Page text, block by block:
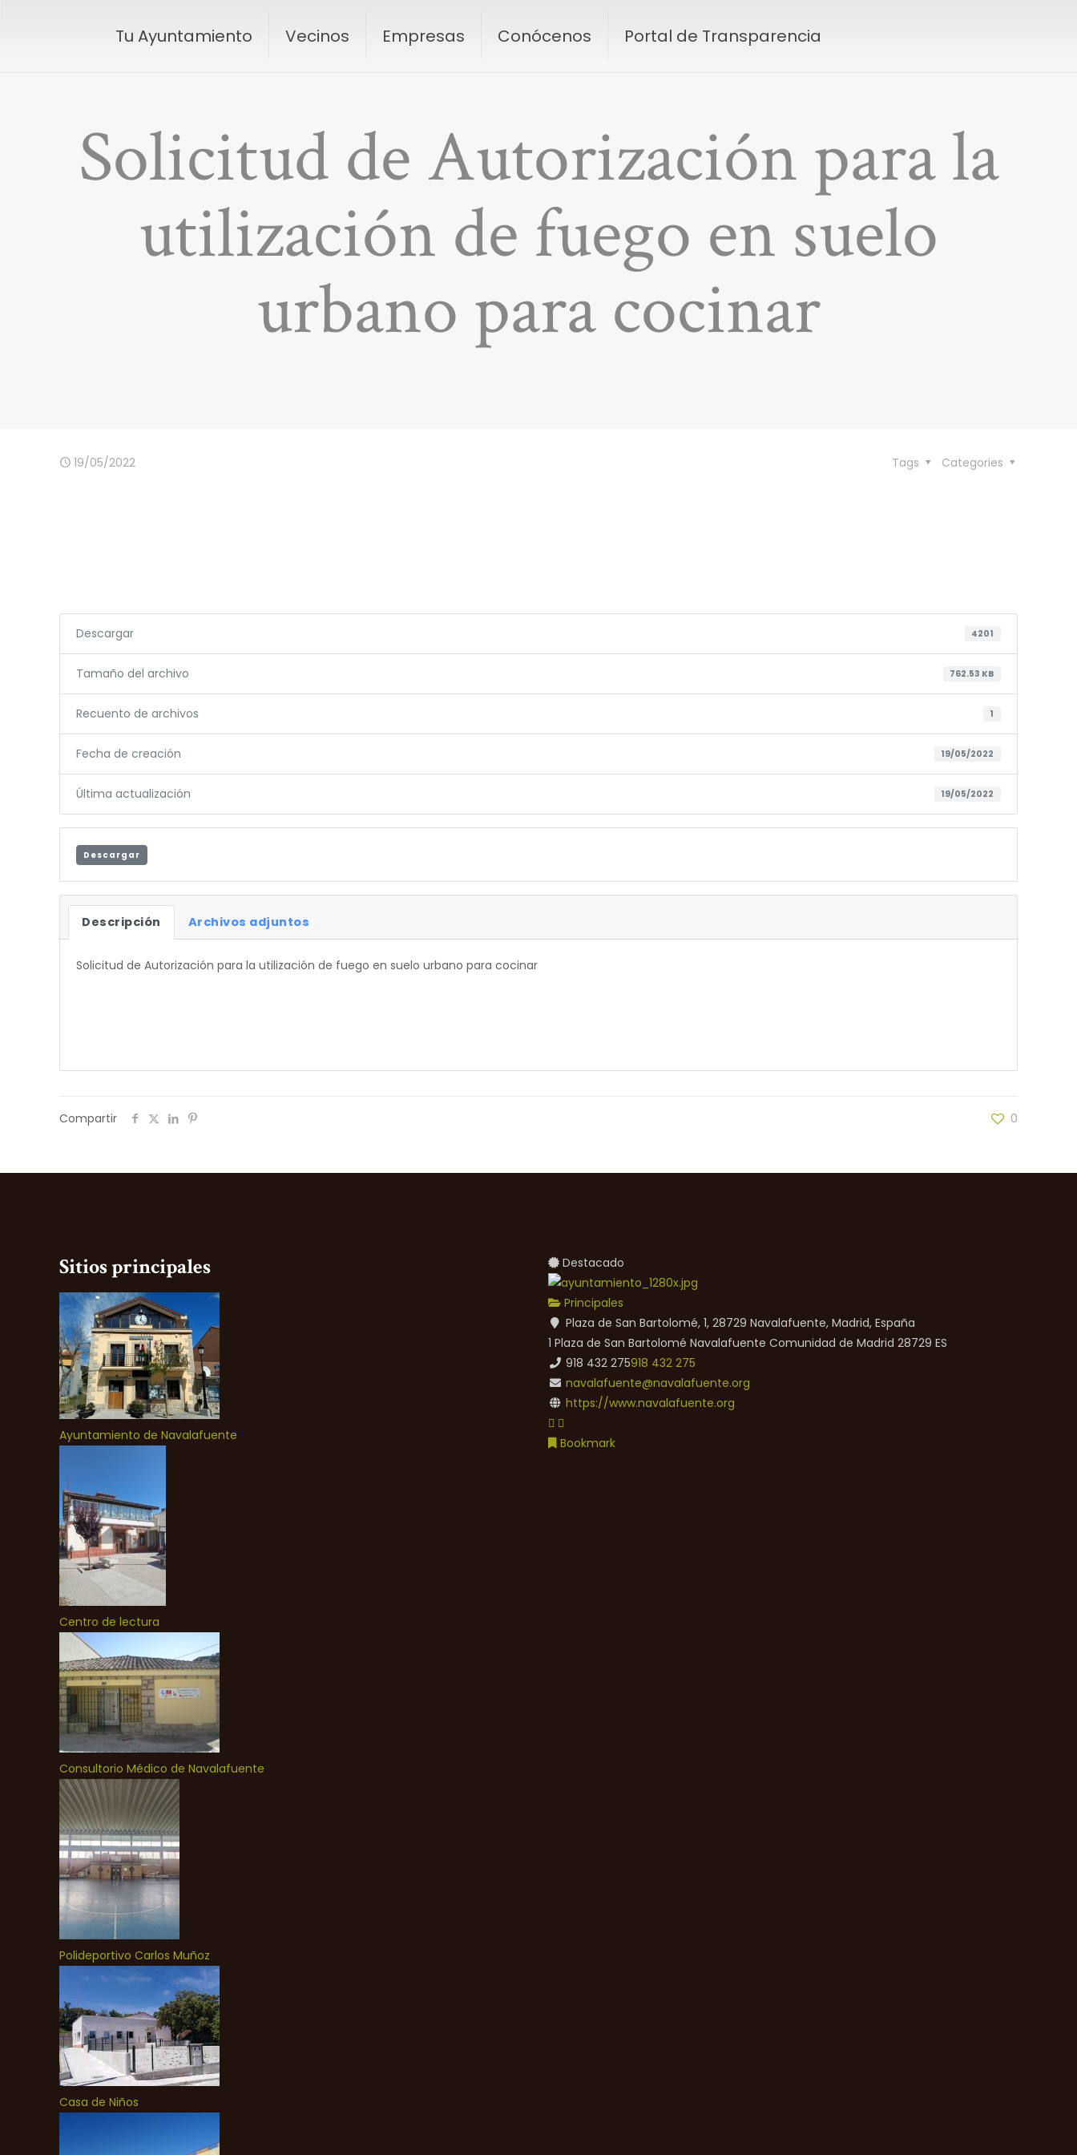
Tu Ayuntamiento Vecinos Empresas Conócenos Portal de Transparencia
Solicitud de Autorización para la
utilización de fuego en suelo
urbano para cocinar
19/05/2022 Categories
Tags
Descargar 4201
Tamaño del archivo 762.53 KB
Recuento de archivos 1
Fecha de creación 19/05/2022
Última actualización 19/05/2022
Descargar
Descripción Archivos adjuntos
Solicitud de Autorización para la utilización de fuego en suelo urbano para cocinar
Compartir 0
Sitios principales
Ayuntamiento de Navalafuente
Centro de lectura
Consultorio Médico de Navalafuente
Polideportivo Carlos Muñoz
Casa de Niños
Destacado
Principales
Plaza de San Bartolomé, 1, 28729 Navalafuente, Madrid, España
1 Plaza de San Bartolomé Navalafuente Comunidad de Madrid 28729 ES
918 432 275918 432 275
navalafuente@navalafuente.org
https://www.navalafuente.org
Bookmark